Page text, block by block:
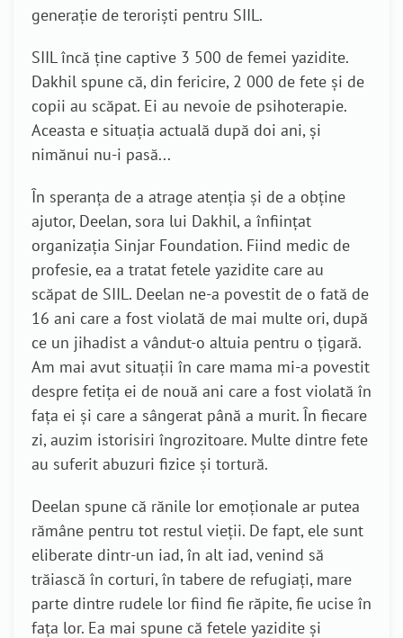
generație de teroriști pentru SIIL.
SIIL încă ține captive 3 500 de femei yazidite.
Dakhil spune că, din fericire, 2 000 de fete și de
copii au scăpat. Ei au nevoie de psihoterapie.
Aceasta e situația actuală după doi ani, și
nimănui nu-i pasă...
În speranța de a atrage atenția și de a obține
ajutor, Deelan, sora lui Dakhil, a înființat
organizația Sinjar Foundation. Fiind medic de
profesie, ea a tratat fetele yazidite care au
scăpat de SIIL. Deelan ne-a povestit de o fată de
16 ani care a fost violată de mai multe ori, după
ce un jihadist a vândut-o altuia pentru o țigară.
Am mai avut situații în care mama mi-a povestit
despre fetița ei de nouă ani care a fost violată în
fața ei și care a sângerat până a murit. În fiecare
zi, auzim istorisiri îngrozitoare. Multe dintre fete
au suferit abuzuri fizice și tortură.
Deelan spune că rănile lor emoționale ar putea
rămâne pentru tot restul vieții. De fapt, ele sunt
eliberate dintr-un iad, în alt iad, venind să
trăiască în corturi, în tabere de refugiați, mare
parte dintre rudele lor fiind fie răpite, fie ucise în
fața lor. Ea mai spune că fetele yazidite și